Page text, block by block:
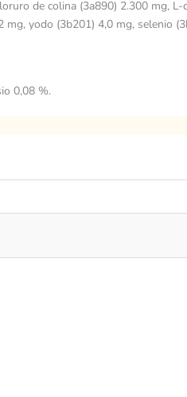
de colina (3a890) 2.300 mg, L-
yodo (3b201) 4,0 mg, selenio
0,08 %.